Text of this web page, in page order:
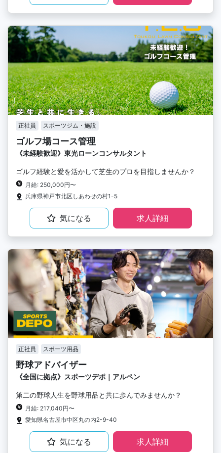
正社員 スポーツジム・施設
ゴルフ場コース管理
《未経験歓迎》東光ローンコンサルタント
ゴルフ経験と愛を活かして芝生のプロを目指しませんか？
月給: 250,000円〜
兵庫県神戸市北区しあわせの村1-5
気になる 求人詳細
正社員 スポーツ用品
野球アドバイザー
《全国に拠点》スポーツデポ｜アルペン
第二の野球人生を野球用品と共に歩んでみませんか？
月給: 217,040円〜
愛知県名古屋市中区丸の内2-9-40
気になる 求人詳細